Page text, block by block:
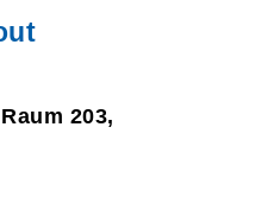
203,